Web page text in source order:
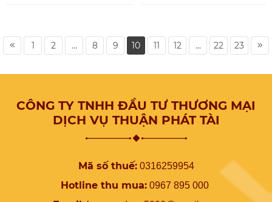
1 2 ... 8 9 10 11 12 ... 22 23
CÔNG TY TNHH ĐẦU TƯ THƯƠNG MẠI
DỊCH VỤ THUẬN PHÁT TÀI
Mã số thuế:0316259954
Hotline thu mua: 0967 895 000